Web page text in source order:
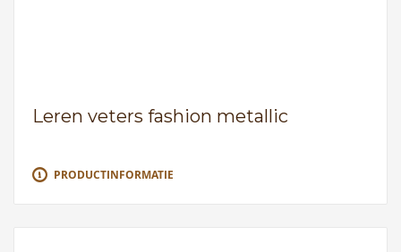
Leren veters fashion metallic
PRODUCTINFORMATIE